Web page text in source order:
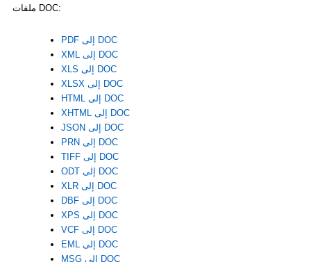
ملفات DOC:
PDF إلى DOC
XML إلى DOC
XLS إلى DOC
XLSX إلى DOC
HTML إلى DOC
XHTML إلى DOC
JSON إلى DOC
PRN إلى DOC
TIFF إلى DOC
ODT إلى DOC
XLR إلى DOC
DBF إلى DOC
XPS إلى DOC
VCF إلى DOC
EML إلى DOC
MSG إلى DOC